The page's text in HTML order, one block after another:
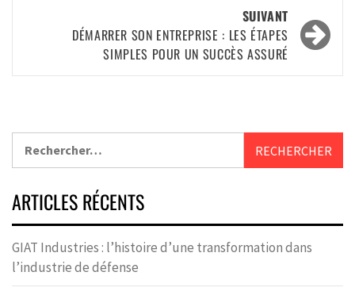
SUIVANT
DÉMARRER SON ENTREPRISE : LES ÉTAPES
SIMPLES POUR UN SUCCÈS ASSURÉ
ARTICLES RÉCENTS
GIAT Industries : l’histoire d’une transformation dans
l’industrie de défense